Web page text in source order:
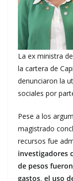
La ex ministra
la cartera de
denunciaron la
sociales por
Pese a los
magistrado
recursos fue
investigadores
de pesos
gastos, el uso